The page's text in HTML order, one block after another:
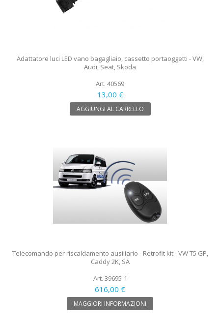
Adattatore luci LED vano bagagliaio, cassetto portaoggetti - VW,
Audi, Seat, Skoda
Art. 40569
13,00 €
AGGIUNGI AL CARRELLO
Telecomando per riscaldamento ausiliario - Retrofit kit - VW T5 GP,
Caddy 2K, SA
Art. 39695-1
616,00 €
MAGGIORI INFORMAZIONI